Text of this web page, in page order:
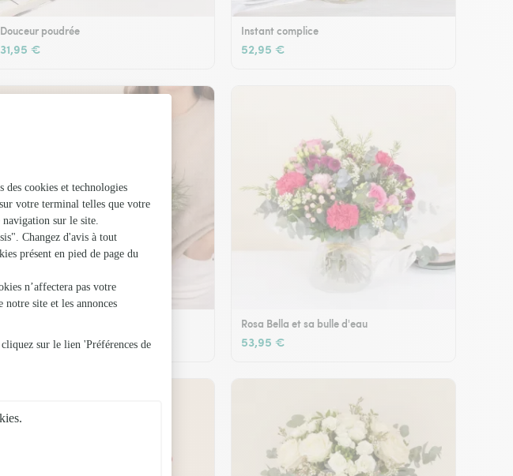
Douceur poudrée
31,95 €
Instant complice
52,95 €
36,95 €
Rosa Bella et sa bulle d'eau
53,95 €